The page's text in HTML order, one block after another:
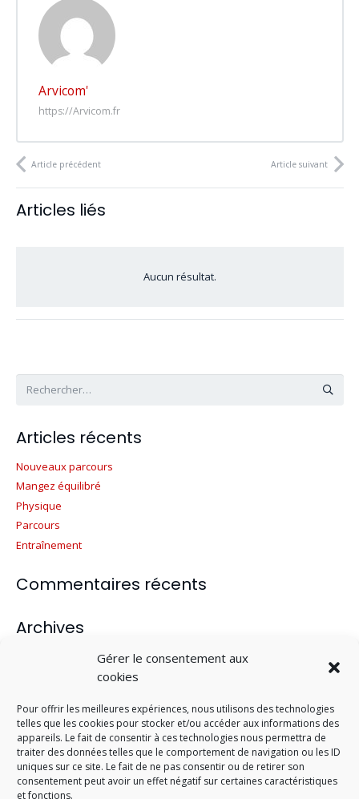
Gérer le consentement aux
cookies
Pour offrir les meilleures expériences, nous utilisons des technologies
telles que les cookies pour stocker et/ou accéder aux informations des
appareils. Le fait de consentir à ces technologies nous permettra de
traiter des données telles que le comportement de navigation ou les ID
uniques sur ce site. Le fait de ne pas consentir ou de retirer son
consentement peut avoir un effet négatif sur certaines caractéristiques
et fonctions.
Arvicom'
https://Arvicom.fr
Article précédent Article suivant
Articles liés
Aucun résultat.
Rechercher :
Articles récents
Nouveaux parcours
Mangez équilibré
Physique
Parcours
Entraînement
Commentaires récents
Archives
septembre 2013
juillet 2013
Catégories